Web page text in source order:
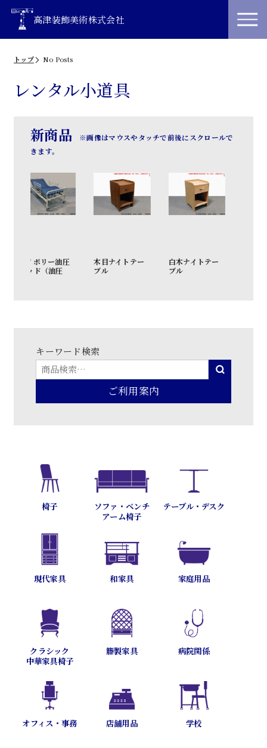
高津装飾美術株式会社
トップ No Posts
レンタル小道具
新商品※画像はマウスやタッチで前後にスクロールで
きます。
木目ナイトテー
ブル
白木ナイトテー
白木キャビネッ
キーワード検索
ご利用案内
椅子
ソファ・ベンチ
アーム椅子
テーブル・デスク
現代家具 和家具 家庭用品
クラシック
中華家具椅子
籐製家具 病院関係
オフィス・事務 店舗用品 学校